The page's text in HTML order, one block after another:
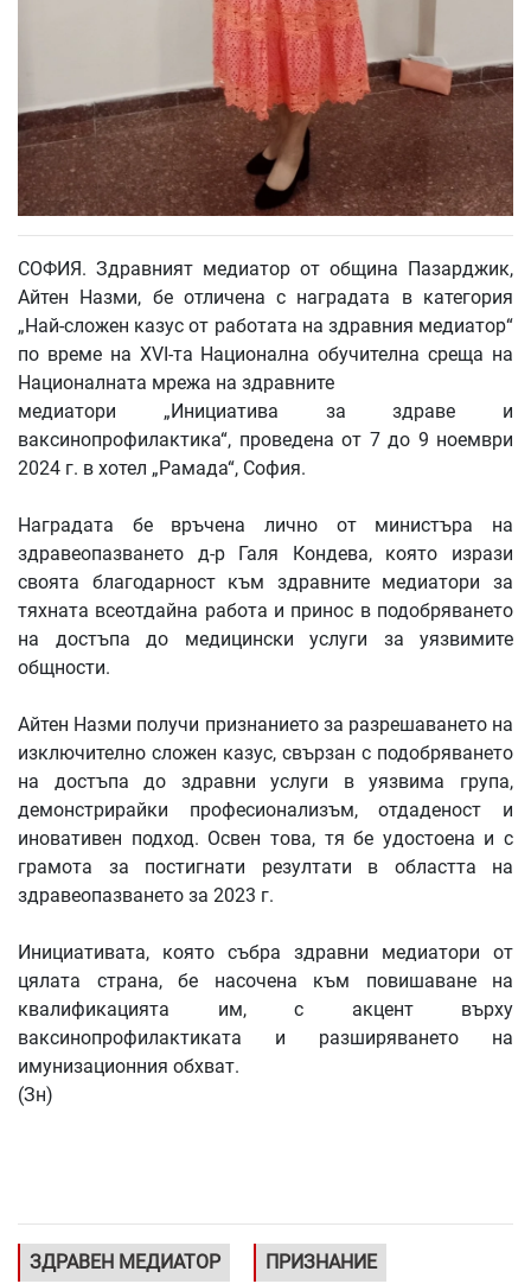
СОФИЯ. Здравният медиатор от община Пазарджик,
Айтен Назми, бе отличена с наградата в категория
„Най-сложен казус от работата на здравния медиатор“
по време на XVI-та Национална обучителна среща на
Националната мрежа на здравните
медиатори „Инициатива за здраве и
ваксинопрофилактика“, проведена от 7 до 9 ноември
2024 г. в хотел „Рамада“, София.
Наградата бе връчена лично от министъра на
здравеопазването д-р Галя Кондева, която изрази
своята благодарност към здравните медиатори за
тяхната всеотдайна работа и принос в подобряването
на достъпа до медицински услуги за уязвимите
общности.
Айтен Назми получи признанието за разрешаването на
изключително сложен казус, свързан с подобряването
на достъпа до здравни услуги в уязвима група,
демонстрирайки професионализъм, отдаденост и
иновативен подход. Освен това, тя бе удостоена и с
грамота за постигнати резултати в областта на
здравеопазването за 2023 г.
Инициативата, която събра здравни медиатори от
цялата страна, бе насочена към повишаване на
квалификацията им, с акцент върху
ваксинопрофилактиката и разширяването на
имунизационния обхват.
(Зн)
ЗДРАВЕН МЕДИАТОР ПРИЗНАНИЕ